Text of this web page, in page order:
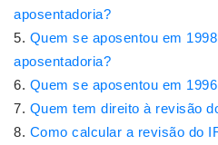
aposentadoria?
Quem se aposentou em
aposentadoria?
Quem se aposentou em
Quem tem direito à revisão
Como calcular a revisão do